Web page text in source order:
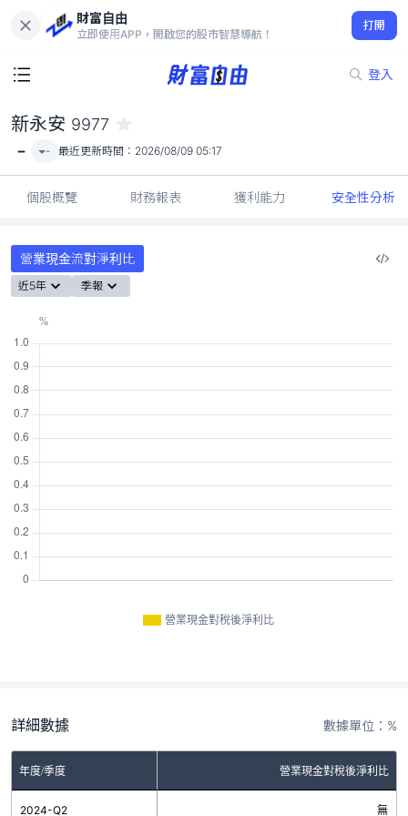
財富自由
立即使用APP，開啟您的股市智慧導航！
打開
登入
-
新永安 9977
- - 最近更新時間： 2026/08/09 05:17
個股概覽 財務報表 獲利能力 安全性分析
營業現金流對淨利比
近5年 季報
營業現金對稅後淨利比
詳細數據 數據單位：%
年度/季度 營業現金對稅後淨利比
2024-Q2 無